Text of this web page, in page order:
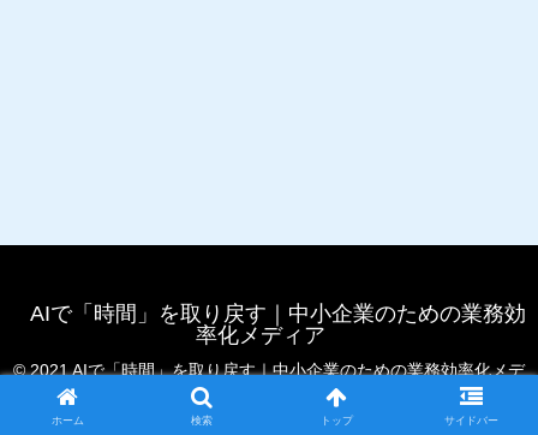
AIで「時間」を取り戻す｜中小企業のための業務効
率化メディア
© 2021 AIで「時間」を取り戻す｜中小企業のための業務効率化メデ
ホーム 検索 トップ サイドバー